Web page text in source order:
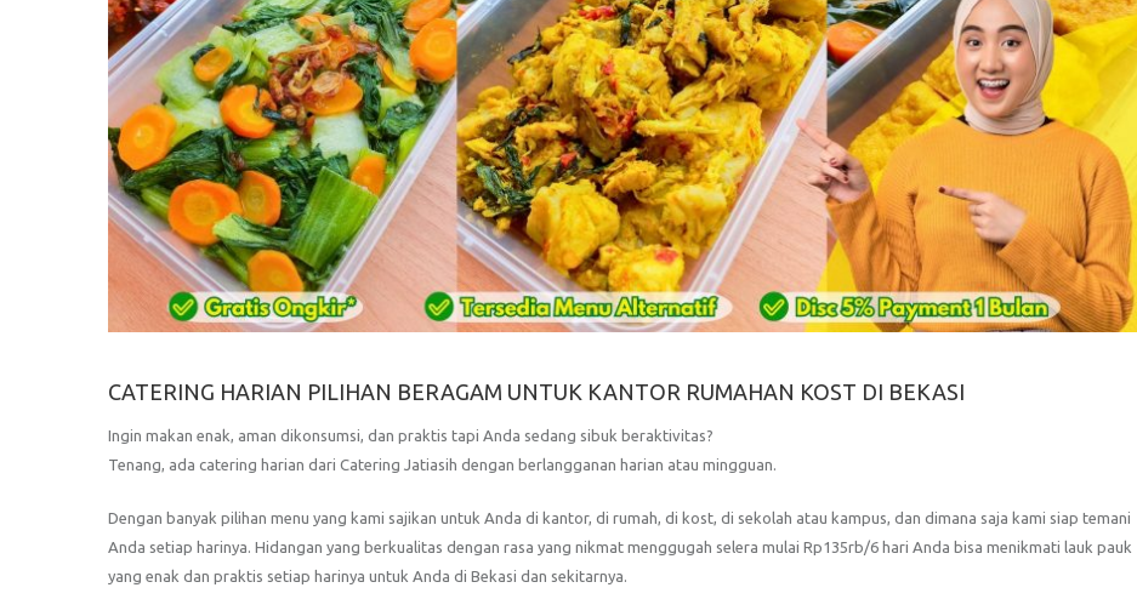
CATERING HARIAN PILIHAN BERAGAM UNTUK KANTOR RUMAHAN KOST DI BEKASI
Ingin makan enak, aman dikonsumsi, dan praktis tapi Anda sedang sibuk beraktivitas?
Tenang, ada catering harian dari Catering Jatiasih dengan berlangganan harian atau mingguan.
Dengan banyak pilihan menu yang kami sajikan untuk Anda di kantor, di rumah, di kost, di sekolah atau kampus, dan dimana saja kami siap temani
Anda setiap harinya. Hidangan yang berkualitas dengan rasa yang nikmat menggugah selera mulai Rp135rb/6 hari Anda bisa menikmati lauk pauk
yang enak dan praktis setiap harinya untuk Anda di Bekasi dan sekitarnya.